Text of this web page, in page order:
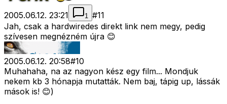
2005.06.12. 23:21 1 #11
Jah, csak a hardwiredes direkt link nem megy, pedig
szívesen megnézném újra 😊
2005.06.12. 20:58#10
Muhahaha, na az nagyon kész egy film... Mondjuk
nekem kb 3 hónapja mutatták. Nem baj, tápig up, lássák
mások is! 😊)